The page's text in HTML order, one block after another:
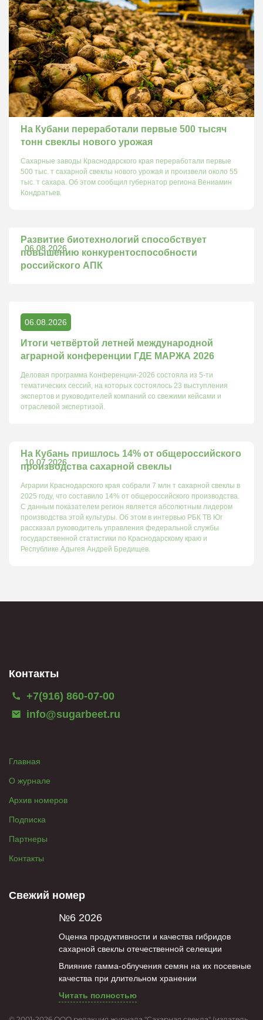
На Кубани переработали первые 500 тысяч
тонн свеклы нового урожая
Сахарные заводы Краснодарского края переработали первые
500 тыс. т сахарной свеклы нового урожая и произвели около 55
тыс. т сахара. Об этом сообщил губернатор региона Вениамин
Кондратьев.
06.08.2026
Развитие биотехнологий способствует
повышению конкурентоспособности
российского АПК
06.08.2026
Итоги четвёртой летней международной
аграрной конференции ГДЕ МАРЖА 2026
Деловая программа Конференции-2026 состояла из 5-ти
тематических сессий, на которых состоялось 23 выступления
экспертов и руководителей компаний со свежими кейсами и
отраслевой экспертизой.
10.07.2026
На Кубань пришлось 14% от общероссийского
производства сахарной свеклы
Аграрии Краснодарского края собрали 7 млн т сахарной свеклы в
2025 году, что составило 14% от общероссийского производства.
С данным показателем регион является абсолютным лидером
производства этой культуры. Об этом в интервью РБК ТВ Юг
рассказал руководитель управления федеральной службы
государственной статистики по Краснодарскому краю и
Республике Адыгея Андрей Бредищев.
Контакты
+7(916) 860-07-00
info@sugarbeet.ru
Главная
О журнале
Архив номеров
Подписка
Партнеры
Контакты
Свежий номер
№6 2026
Оценка продуктивности и качества гибридов
сахарной свеклы отечественной селекции
Влияние гамма-облучения семян на их посевные
качества при длительном хранении
Читать полностью